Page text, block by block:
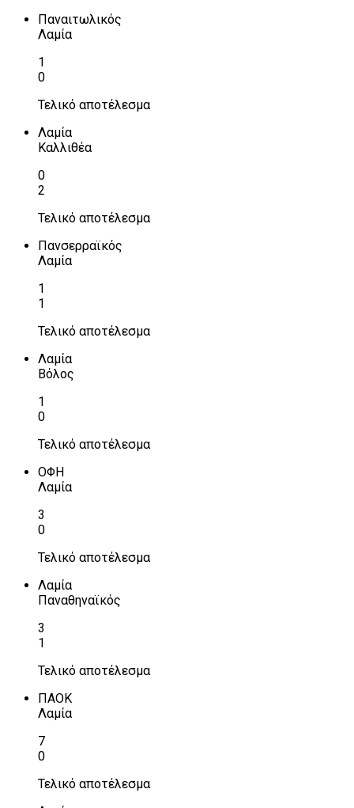
Παναιτωλικός
Λαμία
1
0
Τελικό αποτέλεσμα
Λαμία
Καλλιθέα
0
2
Τελικό αποτέλεσμα
Πανσερραϊκός
Λαμία
1
1
Τελικό αποτέλεσμα
Λαμία
Βόλος
1
0
Τελικό αποτέλεσμα
ΟΦΗ
Λαμία
3
0
Τελικό αποτέλεσμα
Λαμία
Παναθηναϊκός
3
1
Τελικό αποτέλεσμα
ΠΑΟΚ
Λαμία
7
0
Τελικό αποτέλεσμα